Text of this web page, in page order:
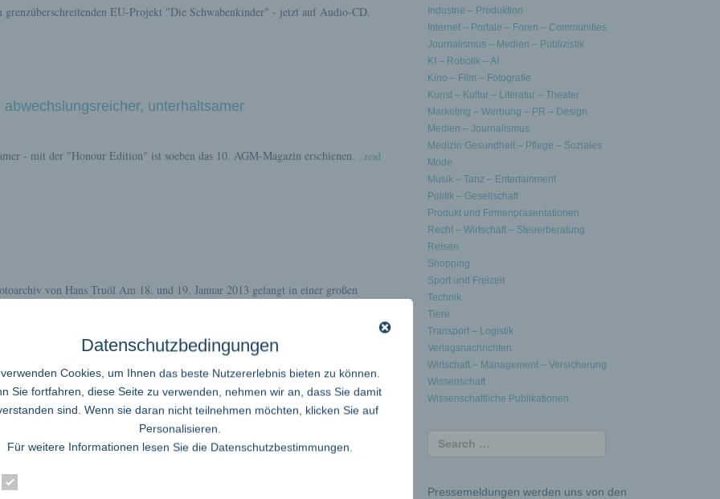
grenzüberschreitenden EU-Projekt "Die Schwabenkinder" - jetzt auf Audio-CD.
unterhaltsamer
- mit der "Honour Edition" ist soeben das 10. AGM-Magazin erschienen. ...read
von Hans Truöl Am 18. und 19. Januar 2013 gelangt in einer großen
von Hans Truöl zur Versteigerung.
präsentiert vom 13.1. bis 10.3.2013 Arbeiten zeitgenössischer
Lisa – das weltberühmte Ölgemälde von Leonardo da Vinci inspirierte Künstler und
zum Sinnbild weiblicher Schönheit und Medienikone. Die bekannteste und damals
mit dem Bild ist jene von
Industrie – Produktion
Internet – Portale – Foren – Communities
Journalismus – Medien – Publizistik
KI – Robotik – AI
Kino – Film – Fotografie
Kunst – Kultur – Literatur – Theater
Marketing – Werbung – PR – Design
Medien – Journalismus
Medizin Gesundheit – Pflege – Soziales
Mode
Musik – Tanz – Entertainment
Politik – Gesellschaft
Produkt und Firmenpräsentationen
Recht – Wirtschaft – Steuerberatung
Reisen
Shopping
Sport und Freizeit
Technik
Tiere
Transport – Logistik
Verlagsnachrichten
Wirtschaft – Management – Versicherung
Wissenschaft
Wissenschaftliche Publikationen
Pressemeldungen werden uns von den
Datenschutzbedingungen
Cookies, um Ihnen das beste Nutzererlebnis bieten zu können.
Sie fortfahren, diese Seite zu verwenden, nehmen wir an, dass Sie damit
sind. Wenn sie daran nicht teilnehmen möchten, klicken Sie auf
Personalisieren.
Für weitere Informationen lesen Sie die Datenschutzbestimmungen.